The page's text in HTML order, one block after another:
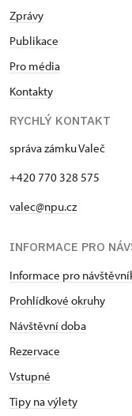
Zprávy
Publikace
Pro média
Kontakty
RYCHLÝ KONTAKT
správa zámku Valeč
+420 770 328 575
valec@npu.cz
INFORMACE PRO
Informace pro
Prohlídkové okruhy
Návštěvní doba
Rezervace
Vstupné
Tipy na výlety